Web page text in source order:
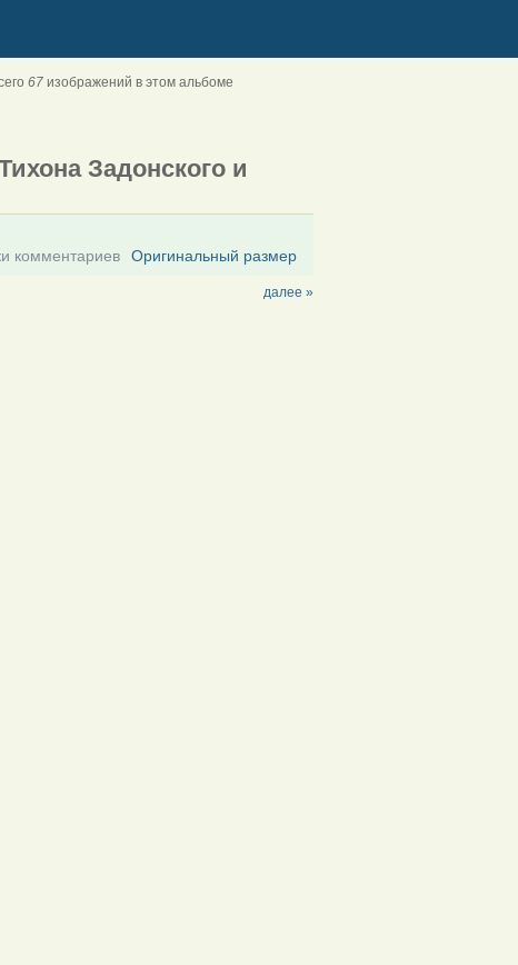
67 изображений в этом альбоме
Задонского и
комментариев Оригинальный размер
далее »